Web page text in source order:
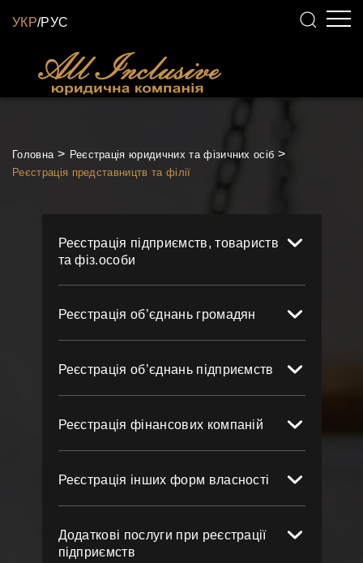
УКР/РУС
Головна
Реєстрація юридичних та фізичних осіб
Реєстрація представництв та філії
Реєстрація підприємств, товариств
та фіз.особи
Реєстрація об’єднань громадян
Реєстрація об’єднань підприємств
Реєстрація фінансових компаній
Реєстрація інших форм власності
Додаткові послуги при реєстрації
підприємств